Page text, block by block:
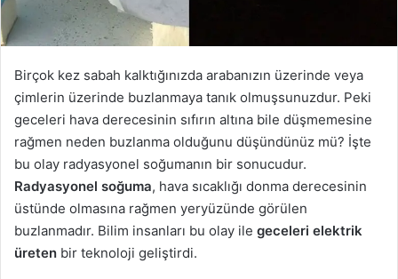
Birçok kez sabah kalktığınızda arabanızın üzerinde veya
çimlerin üzerinde buzlanmaya tanık olmuşsunuzdur. Peki
geceleri hava derecesinin sıfırın altına bile düşmemesine
rağmen neden buzlanma olduğunu düşündünüz mü? İşte
bu olay radyasyonel soğumanın bir sonucudur.
Radyasyonel soğuma, hava sıcaklığı donma derecesinin
üstünde olmasına rağmen yeryüzünde görülen
buzlanmadır. Bilim insanları bu olay ile geceleri elektrik
üreten bir teknoloji geliştirdi.